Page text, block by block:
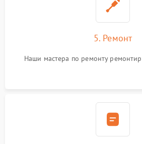
5. Ремонт
Наши мастера по ремонту